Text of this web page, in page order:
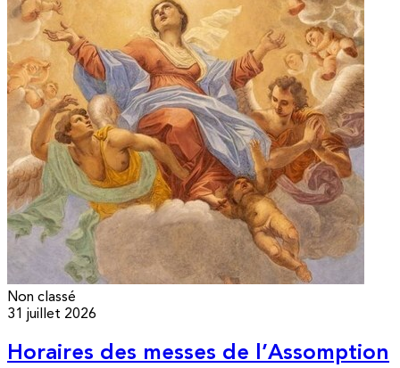
Non classé
31 juillet 2026
Horaires des messes de l’Assomption